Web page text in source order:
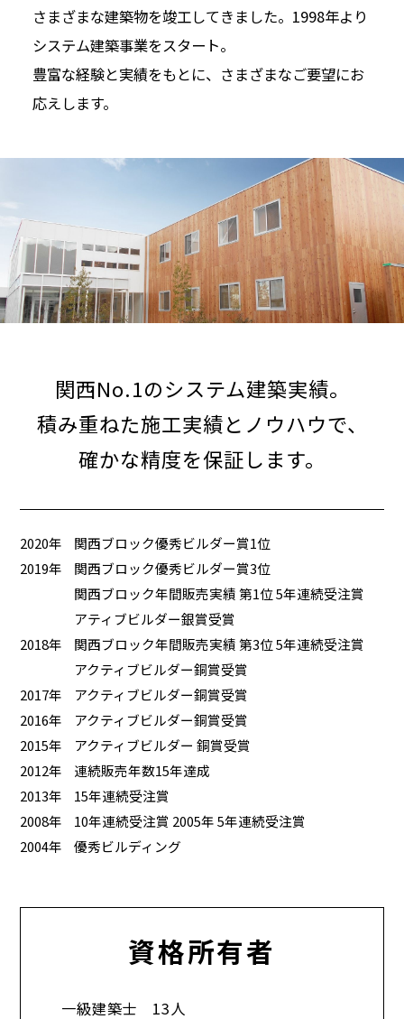
さまざまな建築物を竣工してきました。1998年より
システム建築事業をスタート。
豊富な経験と実績をもとに、さまざまなご要望にお
応えします。
関西No.1のシステム建築実績。
積み重ねた施工実績とノウハウで、
確かな精度を保証します。
2020年
関西ブロック優秀ビルダー賞1位
2019年
関西ブロック優秀ビルダー賞3位
関西ブロック年間販売実績 第1位 5年連続受注賞
アティブビルダー銀賞受賞
2018年
関西ブロック年間販売実績 第3位 5年連続受注賞
アクティブビルダー銅賞受賞
2017年
アクティブビルダー銅賞受賞
2016年
アクティブビルダー銅賞受賞
2015年
アクティブビルダー 銅賞受賞
2012年
連続販売年数15年達成
2013年
15年連続受注賞
2008年
10年連続受注賞 2005年 5年連続受注賞
2004年
優秀ビルディング
資格所有者
一級建築士 13人